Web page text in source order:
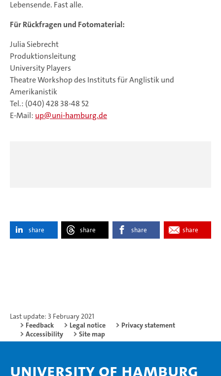
Lebensende. Fast alle.
Für Rückfragen und Fotomaterial:
Julia Siebrecht
Produktionsleitung
University Players
Theatre Workshop des Instituts für Anglistik und
Amerikanistik
Tel.: (040) 428 38-48 52
E-Mail: up uni-hamburg.de
share share share share
Last update: 3 February 2021
Feedback
Legal notice
Privacy statement
Accessibility
Site map
University of Hamburg